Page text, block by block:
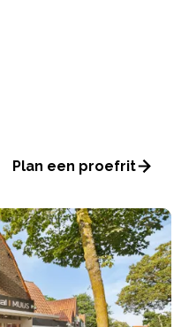
Plan een proefrit